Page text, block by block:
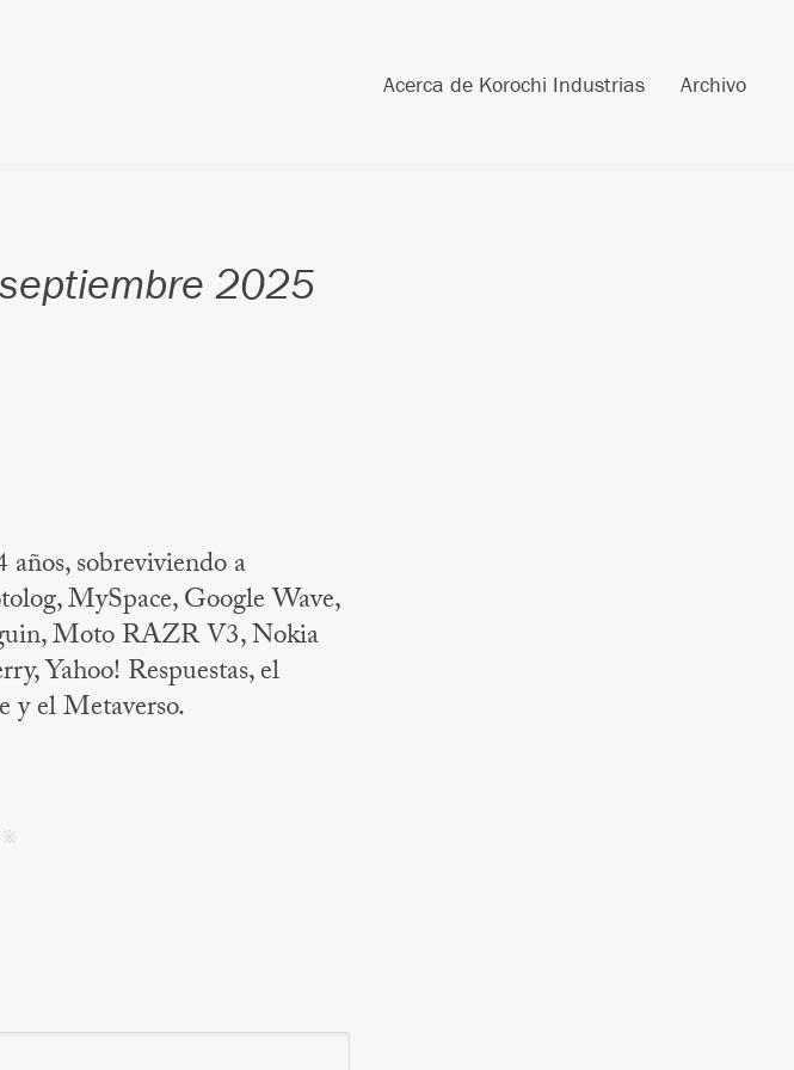
Acerca de Korochi Industrias Archivo
septiembre 2025
sobreviviendo a
MySpace, Google Wave,
Moto RAZR V3, Nokia
Yahoo! Respuestas, el
y el Metaverso.
j